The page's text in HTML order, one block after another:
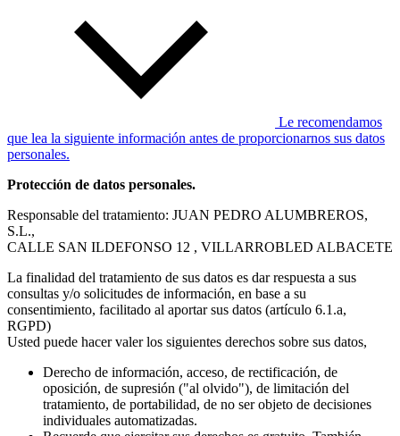
Le recomendamos
que lea la siguiente información antes de proporcionarnos sus datos
personales.
Protección de datos personales.
Responsable del tratamiento: JUAN PEDRO ALUMBREROS,
S.L.,
CALLE SAN ILDEFONSO 12 , VILLARROBLED ALBACETE
La finalidad del tratamiento de sus datos es dar respuesta a sus
consultas y/o solicitudes de información, en base a su
consentimiento, facilitado al aportar sus datos (artículo 6.1.a,
RGPD)
Usted puede hacer valer los siguientes derechos sobre sus datos,
Derecho de información, acceso, de rectificación, de
oposición, de supresión ("al olvido"), de limitación del
tratamiento, de portabilidad, de no ser objeto de decisiones
individuales automatizadas.